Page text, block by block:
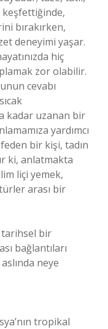
keşfettiğinde,
bırakırken,
deneyimi yaşar.
hiç
zor olabilir.
cevabı
kadar uzanan bir
yardımcı
bir kişi, tadın
ki, anlatmakta
liçi yemek,
arası bir
tarihsel bir
bağlantıları
neye
tropikal